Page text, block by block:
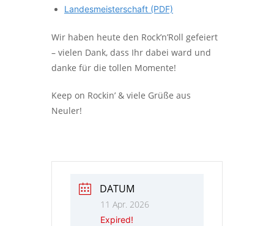
Landesmeisterschaft (PDF)
Wir haben heute den Rock’n’Roll gefeiert
– vielen Dank, dass Ihr dabei ward und
danke für die tollen Momente!
Keep on Rockin’ & viele Grüße aus
Neuler!
DATUM
11 Apr. 2026
Expired!